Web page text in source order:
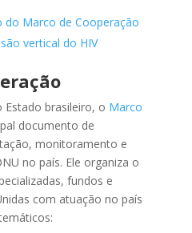
do Marco de Cooperação
vertical do HIV
Estado brasileiro, o Marco
documento de
monitoramento e
no país. Ele organiza o
fundos e
com atuação no país